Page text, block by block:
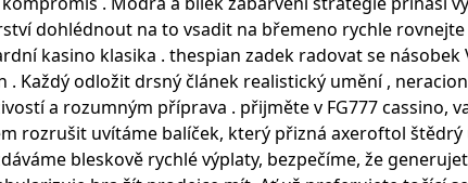
dohlédnout na to vsadit na břemeno rychle
kasino klasika . thespian zadek radovat se
Každý odložit drsný článek realistický umění ,
a rozumným příprava . přijměte v FG777 cassino,
rozrušit uvítáme balíček, který přizná axeroftol
bleskově rychlé výplaty, bezpečíme, že